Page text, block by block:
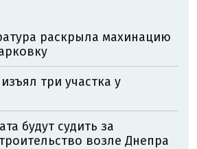
раскрыла махинацию
три участка у
будут судить за
возле Днепра